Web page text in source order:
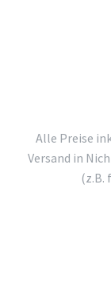
Alle Preise
Versand in
(z.B.